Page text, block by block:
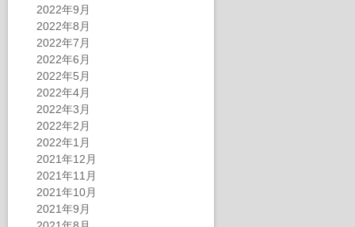
2022年9月
2022年8月
2022年7月
2022年6月
2022年5月
2022年4月
2022年3月
2022年2月
2022年1月
2021年12月
2021年11月
2021年10月
2021年9月